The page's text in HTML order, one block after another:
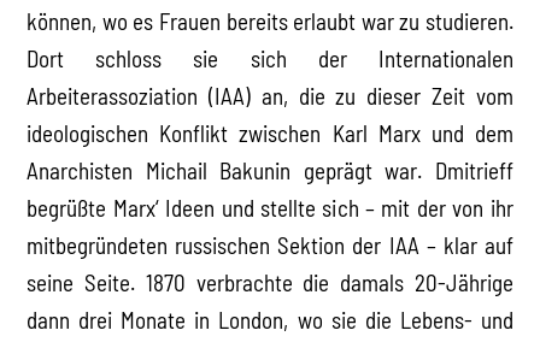
können, wo es Frauen bereits erlaubt war zu studieren.
Dort schloss sie sich der Internationalen
Arbeiterassoziation (IAA) an, die zu dieser Zeit vom
ideologischen Konflikt zwischen Karl Marx und dem
Anarchisten Michail Bakunin geprägt war. Dmitrieff
begrüßte Marx‘ Ideen und stellte sich – mit der von ihr
mitbegründeten russischen Sektion der IAA – klar auf
seine Seite. 1870 verbrachte die damals 20-Jährige
dann drei Monate in London, wo sie die Lebens- und